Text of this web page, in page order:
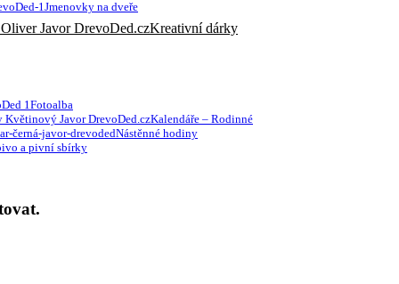
Jmenovky na dveře
Kreativní dárky
Fotoalba
Kalendáře – Rodinné
Nástěnné hodiny
a pivní sbírky